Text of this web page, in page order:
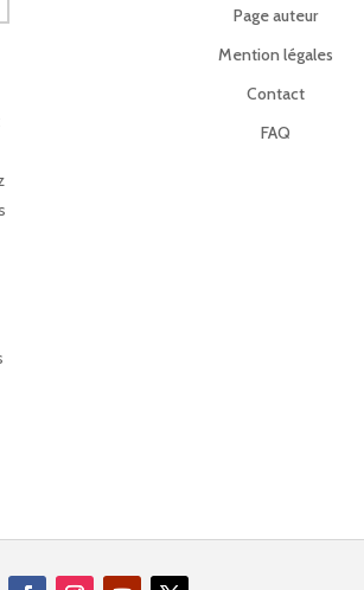
Page auteur
Mention légales
Contact
FAQ